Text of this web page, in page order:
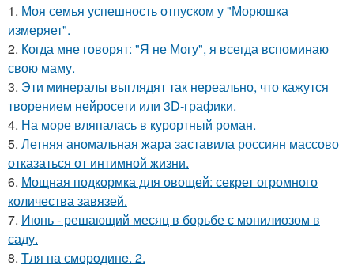
1. Моя семья успешность отпуском у "Морюшка
измеряет".
2. Когда мне говорят: "Я не Могу", я всегда вспоминаю
свою маму.
3. Эти минералы выглядят так нереально, что кажутся
творением нейросети или 3D-графики.
4. На море вляпалась в курортный роман.
5. Летняя аномальная жара заставила россиян массово
отказаться от интимной жизни.
6. Мощная подкормка для овощей: секрет огромного
количества завязей.
7. Июнь - решающий месяц в борьбе с монилиозом в
саду.
8. Tля на сморoдинe. 2.